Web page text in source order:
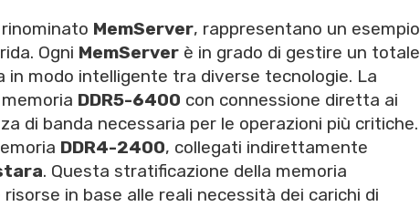
MemServer, rappresentano un esempio
Ogni MemServer è in grado di gestire un totale
in modo intelligente tra diverse tecnologie. La
DDR5-6400 con connessione diretta ai
di banda necessaria per le operazioni più critiche.
DDR4-2400, collegati indirettamente
. Questa stratificazione della memoria
in base alle reali necessità dei carichi di